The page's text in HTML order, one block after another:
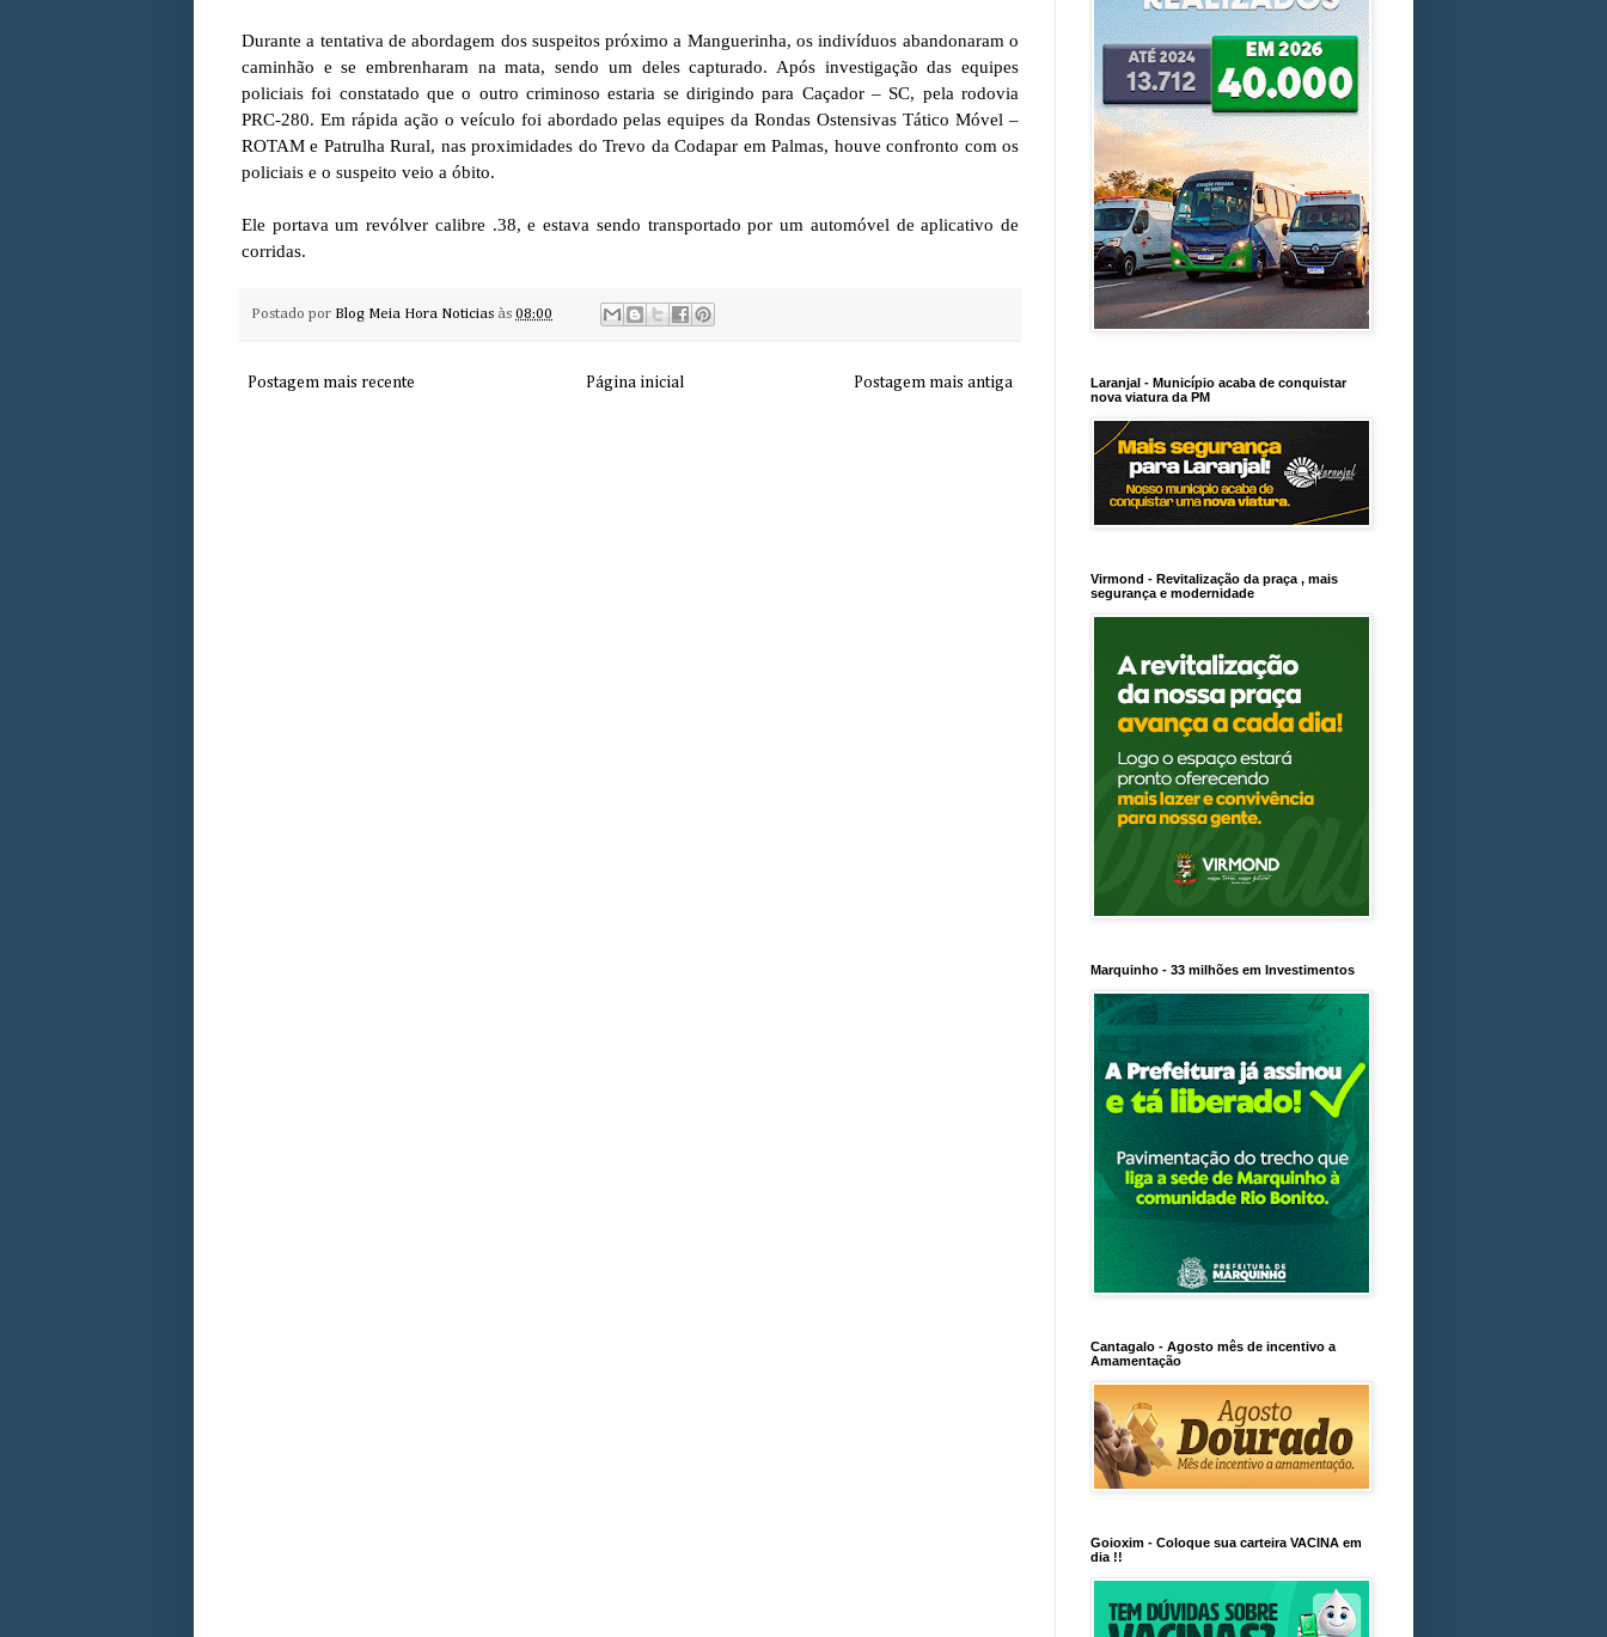
Durante a tentativa de abordagem dos suspeitos próximo a Manguerinha, os indivíduos abandonaram o
caminhão e se embrenharam na mata, sendo um deles capturado. Após investigação das equipes
policiais foi constatado que o outro criminoso estaria se dirigindo para Caçador – SC, pela rodovia
PRC-280. Em rápida ação o veículo foi abordado pelas equipes da Rondas Ostensivas Tático Móvel –
ROTAM e Patrulha Rural, nas proximidades do Trevo da Codapar em Palmas, houve confronto com os
policiais e o suspeito veio a óbito.
Ele portava um revólver calibre .38, e estava sendo transportado por um automóvel de aplicativo de
corridas.
Postado por Blog Meia Hora Noticias às 08:00
Postagem mais recente Postagem mais antiga
Página inicial
Laranjal - Município acaba de conquistar
nova viatura da PM
Virmond - Revitalização da praça , mais
segurança e modernidade
Marquinho - 33 milhões em Investimentos
Cantagalo - Agosto mês de incentivo a
Amamentação
Goioxim - Coloque sua carteira VACINA em
dia !!